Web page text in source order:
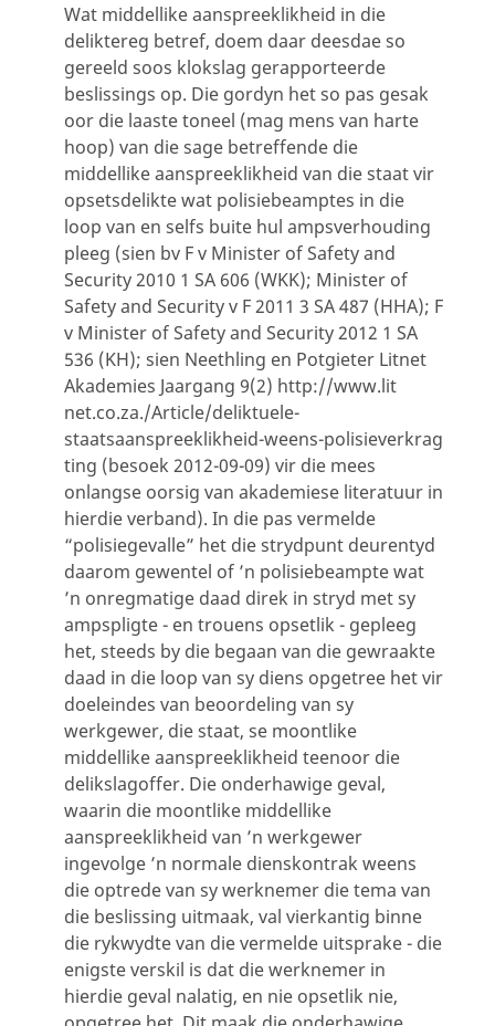
Wat middellike aanspreeklikheid in die
deliktereg betref, doem daar deesdae so
gereeld soos klokslag gerapporteerde
beslissings op. Die gordyn het so pas gesak
oor die laaste toneel (mag mens van harte
hoop) van die sage betreffende die
middellike aanspreeklikheid van die staat vir
opsetsdelikte wat polisiebeamptes in die
loop van en selfs buite hul ampsverhouding
pleeg (sien bv F v Minister of Safety and
Security 2010 1 SA 606 (WKK); Minister of
Safety and Security v F 2011 3 SA 487 (HHA); F
v Minister of Safety and Security 2012 1 SA
536 (KH); sien Neethling en Potgieter Litnet
Akademies Jaargang 9(2) http://www.lit
net.co.za./Article/deliktuele-
staatsaanspreeklikheid-weens-polisieverkrag
ting (besoek 2012-09-09) vir die mees
onlangse oorsig van akademiese literatuur in
hierdie verband). In die pas vermelde
“polisiegevalle” het die strydpunt deurentyd
daarom gewentel of ’n polisiebeampte wat
’n onregmatige daad direk in stryd met sy
ampspligte - en trouens opsetlik - gepleeg
het, steeds by die begaan van die gewraakte
daad in die loop van sy diens opgetree het vir
doeleindes van beoordeling van sy
werkgewer, die staat, se moontlike
middellike aanspreeklikheid teenoor die
delikslagoffer. Die onderhawige geval,
waarin die moontlike middellike
aanspreeklikheid van ’n werkgewer
ingevolge ’n normale dienskontrak weens
die optrede van sy werknemer die tema van
die beslissing uitmaak, val vierkantig binne
die rykwydte van die vermelde uitsprake - die
enigste verskil is dat die werknemer in
hierdie geval nalatig, en nie opsetlik nie,